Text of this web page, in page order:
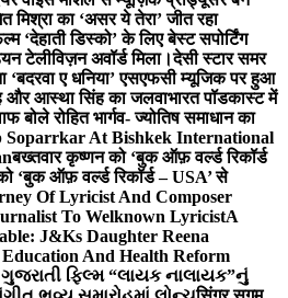
मिश्रा का ‘असर ये तेरा’ जीत रहा
‘देहाती डिस्को’ के लिए बेस्ट सपोर्टिंग
टेलीविज़न अवॉर्ड मिला।देसी स्टार समर
‘बदरवा ए धनिया’ एसएफसी म्यूजिक पर हुआ
और आस्था सिंह का जलवाभारत पॉडकास्ट में
रोहित भार्गव- ज्योतिष समाधान का
Soparrkar At Bishkek International
बख्तवार कृष्णन को ‘बुक ऑफ़ वर्ल्ड रिकॉर्ड
‘बुक ऑफ़ वर्ल्ड रिकॉर्ड – USA’ से
Of Lyricist And Composer
To Welknown LyricistA
J&Ks Daughter Reena
And Health Reform
ફિલ્મ “લાયક નાલાયક”નું